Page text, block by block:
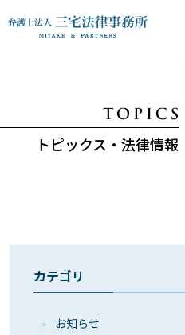
トピックス・法律情報
カテゴリ
お知らせ